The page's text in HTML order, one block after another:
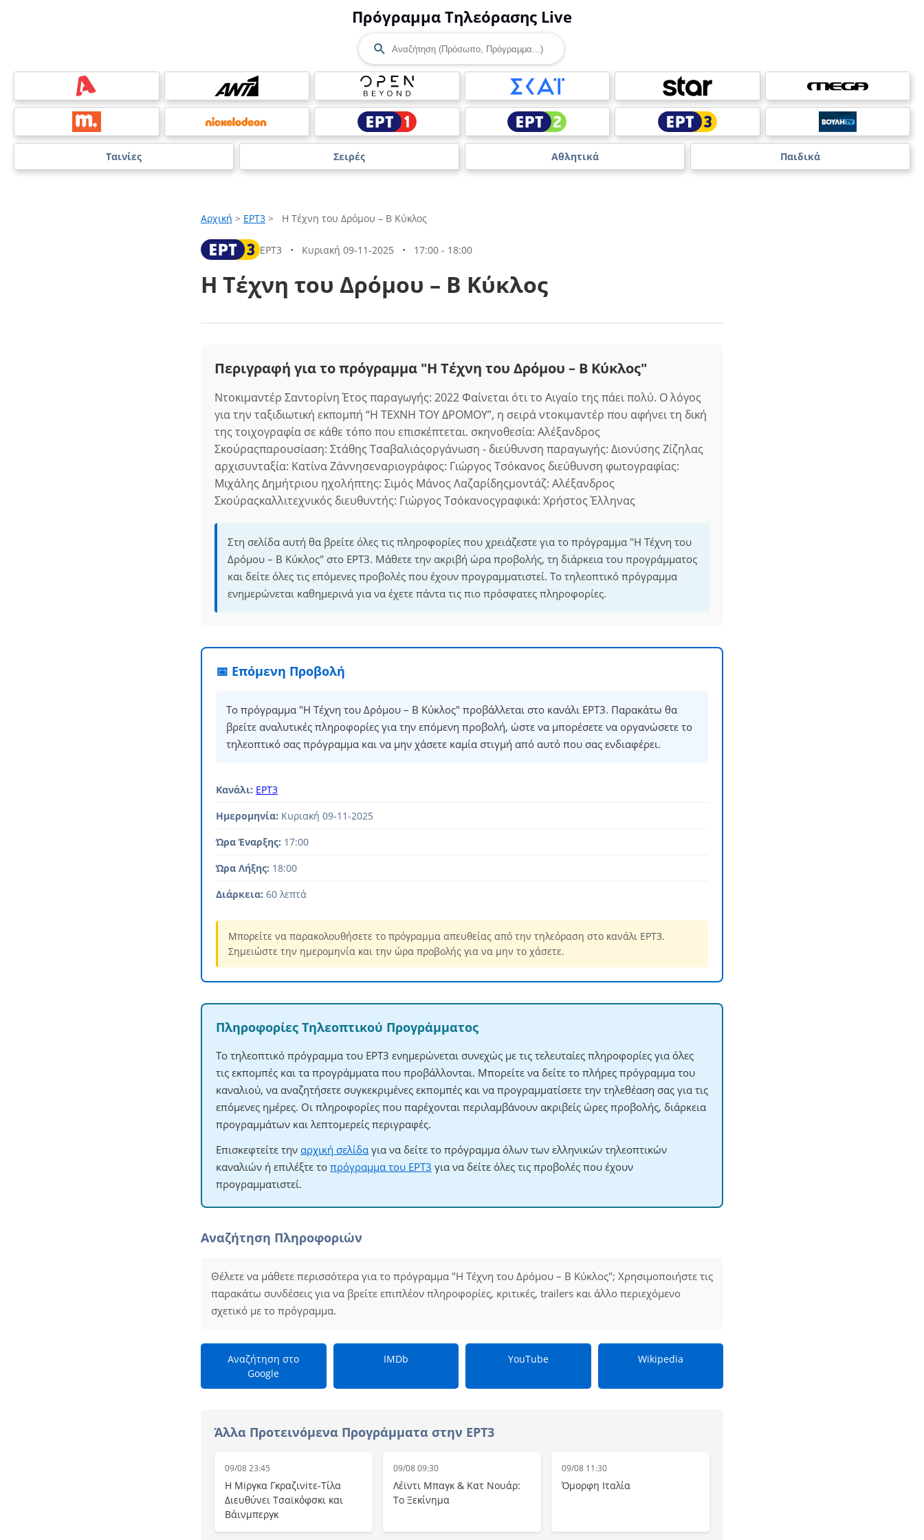
Πρόγραμμα Τηλεόρασης Live
Ταινίες Σειρές Αθλητικά Παιδικά
Αρχική > ΕΡΤ3 > Η Τέχνη του Δρόμου – B Κύκλος
ΕΡΤ3 • Κυριακή 09-11-2025 • 17:00 - 18:00
Η Τέχνη του Δρόμου – B Κύκλος
Περιγραφή για το πρόγραμμα "Η Τέχνη του Δρόμου – B Κύκλος"
Ντοκιμαντέρ Σαντορίνη Έτος παραγωγής: 2022 Φαίνεται ότι το Αιγαίο της πάει πολύ. Ο λόγος
για την ταξιδιωτική εκπομπή “Η ΤΕΧΝΗ ΤΟΥ ΔΡΟΜΟΥ”, η σειρά ντοκιμαντέρ που αφήνει τη δική
της τοιχογραφία σε κάθε τόπο που επισκέπτεται. σκηνοθεσία: Αλέξανδρος
Σκούραςπαρουσίαση: Στάθης Τσαβαλιάςοργάνωση - διεύθυνση παραγωγής: Διονύσης Ζίζηλας
αρχισυνταξία: Κατίνα Ζάννησεναριογράφος: Γιώργος Τσόκανος διεύθυνση φωτογραφίας:
Μιχάλης Δημήτριου ηχολήπτης: Σιμός Μάνος Λαζαρίδηςμοντάζ: Αλέξανδρος
Σκούραςκαλλιτεχνικός διευθυντής: Γιώργος Τσόκανοςγραφικά: Χρήστος Έλληνας
Στη σελίδα αυτή θα βρείτε όλες τις πληροφορίες που χρειάζεστε για το πρόγραμμα "Η Τέχνη του
Δρόμου – B Κύκλος" στο ΕΡΤ3. Μάθετε την ακριβή ώρα προβολής, τη διάρκεια του προγράμματος
και δείτε όλες τις επόμενες προβολές που έχουν προγραμματιστεί. Το τηλεοπτικό πρόγραμμα
ενημερώνεται καθημερινά για να έχετε πάντα τις πιο πρόσφατες πληροφορίες.
📅 Επόμενη Προβολή
Το πρόγραμμα "Η Τέχνη του Δρόμου – B Κύκλος" προβάλλεται στο κανάλι ΕΡΤ3. Παρακάτω θα
βρείτε αναλυτικές πληροφορίες για την επόμενη προβολή, ώστε να μπορέσετε να οργανώσετε το
τηλεοπτικό σας πρόγραμμα και να μην χάσετε καμία στιγμή από αυτό που σας ενδιαφέρει.
Κανάλι: ΕΡΤ3
Ημερομηνία: Κυριακή 09-11-2025
Ώρα Έναρξης: 17:00
Ώρα Λήξης: 18:00
Διάρκεια: 60 λεπτά
Μπορείτε να παρακολουθήσετε το πρόγραμμα απευθείας από την τηλεόραση στο κανάλι ΕΡΤ3.
Σημειώστε την ημερομηνία και την ώρα προβολής για να μην το χάσετε.
Πληροφορίες Τηλεοπτικού Προγράμματος
Το τηλεοπτικό πρόγραμμα του ΕΡΤ3 ενημερώνεται συνεχώς με τις τελευταίες πληροφορίες για όλες
τις εκπομπές και τα προγράμματα που προβάλλονται. Μπορείτε να δείτε το πλήρες πρόγραμμα του
καναλιού, να αναζητήσετε συγκεκριμένες εκπομπές και να προγραμματίσετε την τηλεθέαση σας για τις
επόμενες ημέρες. Οι πληροφορίες που παρέχονται περιλαμβάνουν ακριβείς ώρες προβολής, διάρκεια
προγραμμάτων και λεπτομερείς περιγραφές.
Επισκεφτείτε την αρχική σελίδα για να δείτε το πρόγραμμα όλων των ελληνικών τηλεοπτικών
καναλιών ή επιλέξτε το πρόγραμμα του ΕΡΤ3 για να δείτε όλες τις προβολές που έχουν
προγραμματιστεί.
Αναζήτηση Πληροφοριών
Θέλετε να μάθετε περισσότερα για το πρόγραμμα "Η Τέχνη του Δρόμου – B Κύκλος"; Χρησιμοποιήστε τις
παρακάτω συνδέσεις για να βρείτε επιπλέον πληροφορίες, κριτικές, trailers και άλλο περιεχόμενο
σχετικό με το πρόγραμμα.
Αναζήτηση στο
Google
IMDb YouTube Wikipedia
Άλλα Προτεινόμενα Προγράμματα στην ΕΡΤ3
09/08 23:45
Η Μiργκα Γκραζινiτε-Τίλα
Διευθύνει Τσαϊκόφσκι και
Βάινμπεργκ
09/08 09:30
Λέϊντι Μπαγκ & Κατ Νουάρ:
Το Ξεκίνημα
09/08 11:30
Όμορφη Ιταλία